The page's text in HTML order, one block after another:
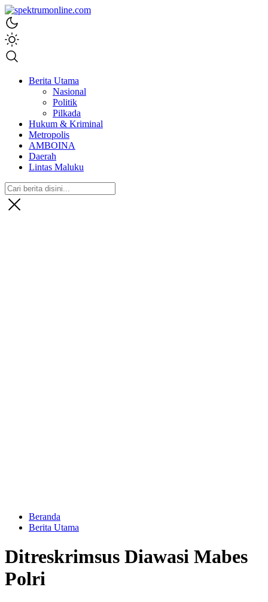
spektrumonline.com
Berita Utama
Nasional
Politik
Pilkada
Hukum & Kriminal
Metropolis
AMBOINA
Daerah
Lintas Maluku
Beranda
Berita Utama
Ditreskrimsus Diawasi Mabes
Polri